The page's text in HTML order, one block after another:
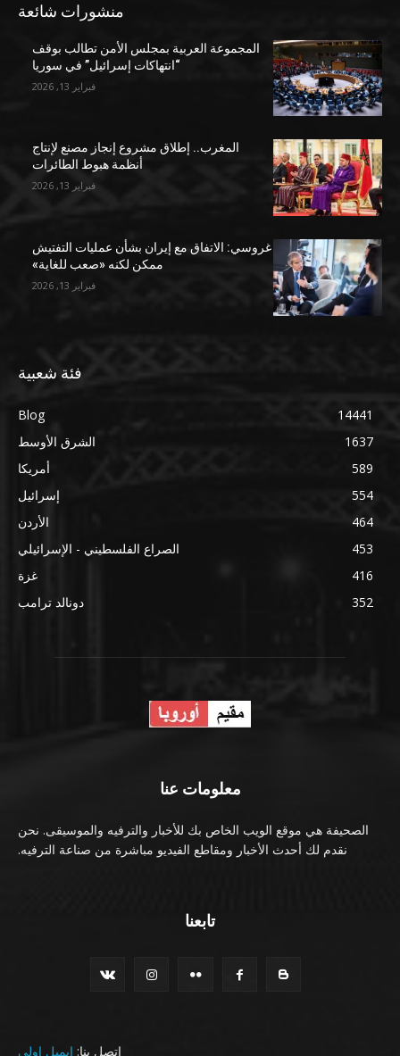
منشورات شائعة
المجموعة العربية بمجلس الأمن تطالب بوقف
“انتهاكات إسرائيل” في سوريا
فبراير 13, 2026
المغرب.. إطلاق مشروع إنجاز مصنع لإنتاج
أنظمة هبوط الطائرات
فبراير 13, 2026
غروسي: الاتفاق مع إيران بشأن عمليات التفتيش
ممكن لكنه «صعب للغاية»
فبراير 13, 2026
فئة شعبية
Blog
14441
الشرق الأوسط
1637
أمريكا
589
إسرائيل
554
الأردن
464
الصراع الفلسطيني - الإسرائيلي
453
غزة
416
دونالد ترامب
352
معلومات عنا
الصحيفة هي موقع الويب الخاص بك للأخبار والترفيه والموسيقى. نحن
نقدم لك أحدث الأخبار ومقاطع الفيديو مباشرة من صناعة الترفيه.
تابعنا
اتصل بنا: ايميل اولي